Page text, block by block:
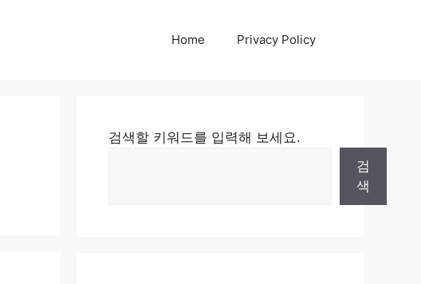
Home Privacy Policy
검색할 키워드를 입력해 보세요.
검
색